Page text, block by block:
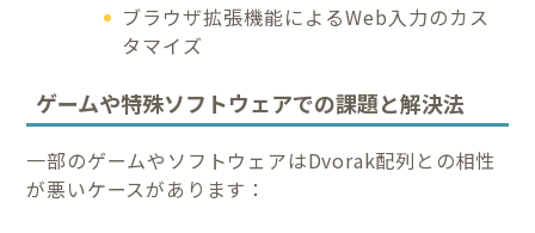
ブラウザ拡張機能によるWeb入力のカス
タマイズ
ゲームや特殊ソフトウェアでの課題と解決法
一部のゲームやソフトウェアはDvorak配列との相性
が悪いケースがあります：